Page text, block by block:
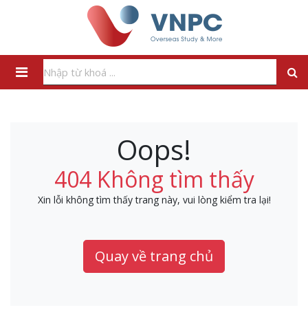
Oops!
404 Không tìm thấy
Xin lỗi không tìm thấy trang này, vui lòng kiểm tra lại!
Quay về trang chủ